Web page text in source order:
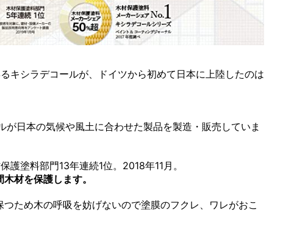
キシラデコールが、ドイツから初めて日本に上陸したのは
日本の気候や風土に合わせた製品を製造・販売していま
塗料部門13年連続1位。2018年11月。
材を保護します。
ため木の呼吸を妨げないので塗膜のフクレ、ワレがおこ